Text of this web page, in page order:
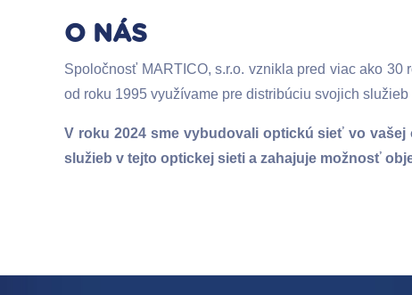
O NÁS
Spoločnosť MARTICO, s.r.o. vznikla pred viac ako
od roku 1995 využívame pre distribúciu svojich
V roku 2024 sme vybudovali optickú sieť vo
služieb v tejto optickej sieti a zahajuje možnosť